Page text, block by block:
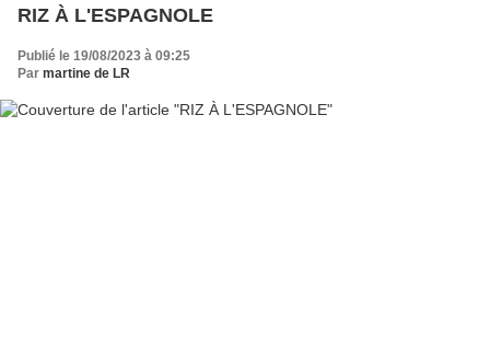
RIZ À L'ESPAGNOLE
Publié le 19/08/2023 à 09:25
Par martine de LR